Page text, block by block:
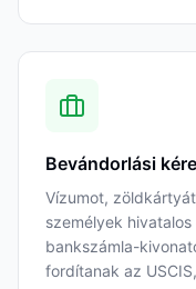
Bevándorlási
Vízumot,
személyek
bankszámla-
fordítanak az